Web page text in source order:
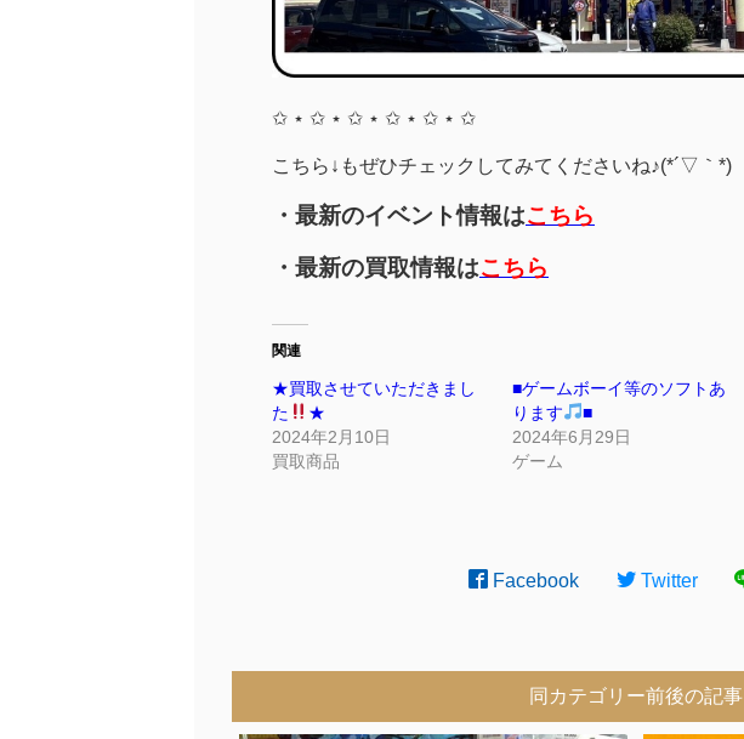
✩ ⋆ ✩ ⋆ ✩ ⋆ ✩ ⋆ ✩ ⋆ ✩
こちら↓もぜひチェックしてみてくださいね♪(*´▽｀*)
・最新のイベント情報はこちら
・最新の買取情報はこちら
関連
★買取させていただきまし
た
★
2024年2月10日
買取商品
■ゲームボーイ等のソフトあ
ります
■
2024年6月29日
ゲーム
Facebook Twitter
同カテゴリー前後の記事